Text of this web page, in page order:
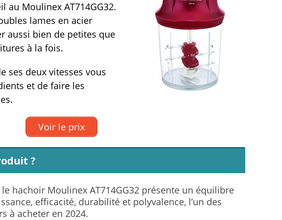
au Moulinex AT714GG32.
lames en acier
aussi bien de petites que
à la fois.
ses deux vitesses vous
et de faire les
Voir le prix
?
le hachoir Moulinex AT714GG32 présente un équilibre
efficacité, durabilité et polyvalence, l’un des
à acheter en 2024.